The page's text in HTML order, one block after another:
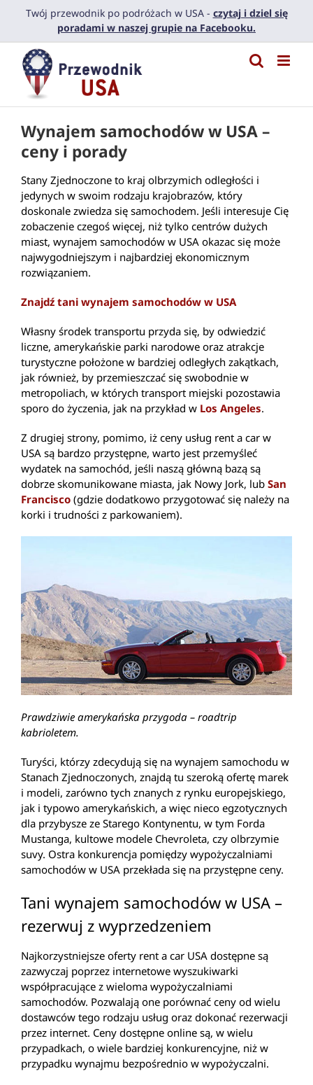
PrzejdźTwój przewodnik po podróżach w USA - czytaj i dziel się
poradami w naszej grupie na Facebooku.
Wynajem samochodów w USA –
ceny i porady
Stany Zjednoczone to kraj olbrzymich odległości i
jedynych w swoim rodzaju krajobrazów, który
doskonale zwiedza się samochodem. Jeśli interesuje Cię
zobaczenie czegoś więcej, niż tylko centrów dużych
miast, wynajem samochodów w USA okazac się może
najwygodniejszym i najbardziej ekonomicznym
rozwiązaniem.
Znajdź tani wynajem samochodów w USA
Własny środek transportu przyda się, by odwiedzić
liczne, amerykańskie parki narodowe oraz atrakcje
turystyczne położone w bardziej odległych zakątkach,
jak również, by przemieszczać się swobodnie w
metropoliach, w których transport miejski pozostawia
sporo do życzenia, jak na przykład w Los Angeles.
Z drugiej strony, pomimo, iż ceny usług rent a car w
USA są bardzo przystępne, warto jest przemyśleć
wydatek na samochód, jeśli naszą główną bazą są
dobrze skomunikowane miasta, jak Nowy Jork, lub San
Francisco (gdzie dodatkowo przygotować się należy na
korki i trudności z parkowaniem).
Prawdziwie amerykańska przygoda – roadtrip
kabrioletem.
Turyści, którzy zdecydują się na wynajem samochodu w
Stanach Zjednoczonych, znajdą tu szeroką ofertę marek
i modeli, zarówno tych znanych z rynku europejskiego,
jak i typowo amerykańskich, a więc nieco egzotycznych
dla przybysze ze Starego Kontynentu, w tym Forda
Mustanga, kultowe modele Chevroleta, czy olbrzymie
suvy. Ostra konkurencja pomiędzy wypożyczalniami
samochodów w USA przekłada się na przystępne ceny.
Tani wynajem samochodów w USA –
rezerwuj z wyprzedzeniem
Najkorzystniejsze oferty rent a car USA dostępne są
zazwyczaj poprzez internetowe wyszukiwarki
współpracujące z wieloma wypożyczalniami
samochodów. Pozwalają one porównać ceny od wielu
dostawców tego rodzaju usług oraz dokonać rezerwacji
przez internet. Ceny dostępne online są, w wielu
przypadkach, o wiele bardziej konkurencyjne, niż w
przypadku wynajmu bezpośrednio w wypożyczalni.